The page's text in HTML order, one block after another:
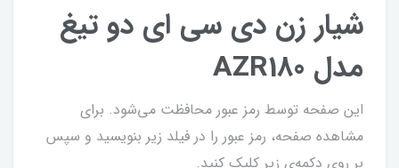
شیار زن دی سی ای دو تیغ
مدل AZR180
این صفحه توسط رمز عبور محافظت می‌شود. برای
مشاهده صفحه، رمز عبور را در فیلد زیر بنویسید و سپس
بر روی دکمه‌ی زیر کلیک کنید.